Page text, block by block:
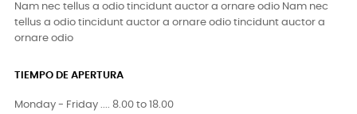
Nam nec tellus a odio tincidunt auctor a ornare odio Nam nec
tellus a odio tincidunt auctor a ornare odio tincidunt auctor a
ornare odio
TIEMPO DE APERTURA
Monday - Friday .... 8.00 to 18.00